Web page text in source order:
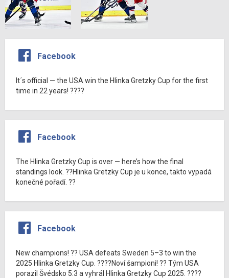
Facebook
It´s official — the USA win the Hlinka Gretzky Cup for the first
time in 22 years! ????
Facebook
The Hlinka Gretzky Cup is over — here’s how the final
standings look. ??Hlinka Gretzky Cup je u konce, takto vypadá
konečné pořadí. ??
Facebook
New champions! ?? USA defeats Sweden 5–3 to win the
2025 Hlinka Gretzky Cup. ????Noví šampioni! ?? Tým USA
porazil Švédsko 5:3 a vyhrál Hlinka Gretzky Cup 2025. ????